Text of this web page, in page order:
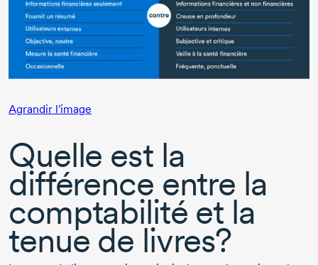
Agrandir l'image
Quelle est la
différence entre la
comptabilité et la
tenue de livres?